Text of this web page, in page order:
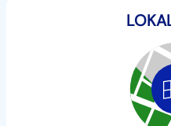
Proszę zauważyć, że na
stan techniczny, wizualny
tylko opłacone ale
posiada ważny przegląd